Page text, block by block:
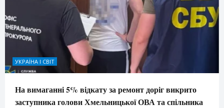
УКРАЇНА І СВІТ
На вимаганні 5% відкату за ремонт доріг викрито
заступника голови Хмельницької ОВА та спільника